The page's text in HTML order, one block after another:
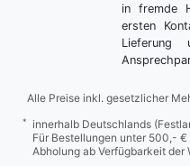
in fremde
ersten
Lieferung
Alle Preise inkl. gesetzlicher
*
innerhalb Deutschlands
Für Bestellungen unter 500,-
Abholung ab Verfügbarkeit der